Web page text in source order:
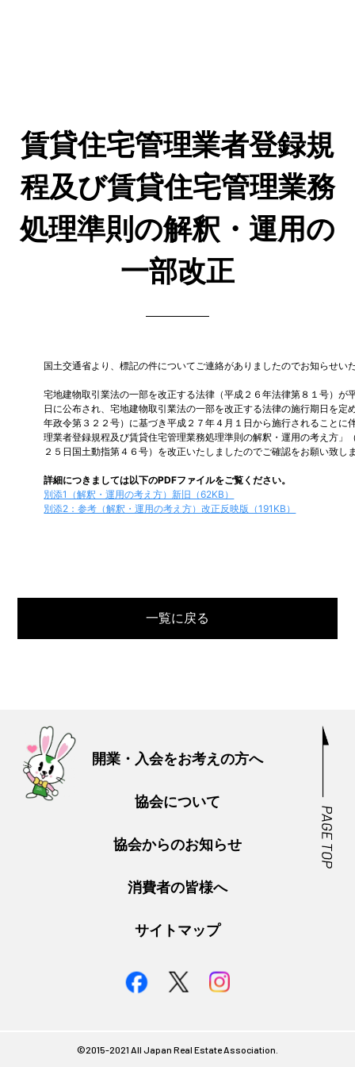
賃貸住宅管理業者登録規
程及び賃貸住宅管理業務
処理準則の解釈・運用の
一部改正
国土交通省より、標記の件についてご連絡がありましたのでお知らせい
宅地建物取引業法の一部を改正する法律（平成２６年法律第８１号）が
日に公布され、宅地建物取引業法の一部を改正する法律の施行期日を定
年政令第３２２号）に基づき平成２７年４月１日から施行されることに
理業者登録規程及び賃貸住宅管理業務処理準則の解釈・運用の考え方」
２５日国土動指第４６号）を改正いたしましたのでご確認をお願い致し
詳細につきましては以下のPDFファイルをご覧ください。
別添1（解釈・運用の考え方）新旧（62KB）
別添2：参考（解釈・運用の考え方）改正反映版（191KB）
一覧に戻る
開業・入会をお考えの方へ
協会について
協会からのお知らせ
消費者の皆様へ
サイトマップ
©︎2015-2021 All Japan Real Estate Association.